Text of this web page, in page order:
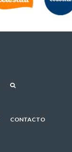
CONTACTO